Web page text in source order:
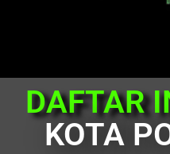
DAFTAR
KOTA